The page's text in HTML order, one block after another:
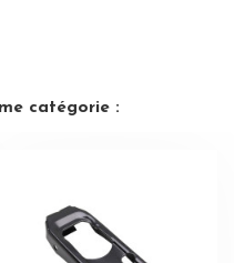
catégorie :